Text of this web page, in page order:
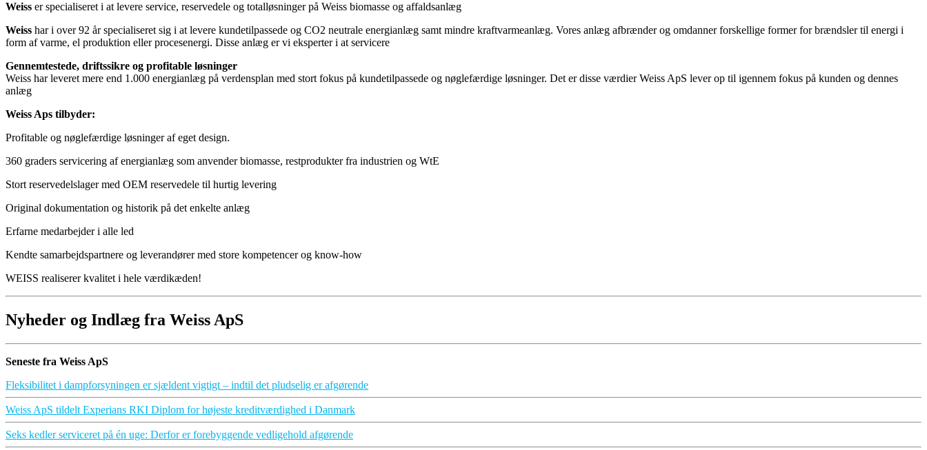
Weiss er specialiseret i at levere service, reservedele og totalløsninger på Weiss biomasse og affaldsanlæg
Weiss har i over 92 år specialiseret sig i at levere kundetilpassede og CO2 neutrale energianlæg samt mindre kraftvarmeanlæg. Vores anlæg afbrænder og omdanner forskellige former for brændsler til energi i
form af varme, el produktion eller procesenergi. Disse anlæg er vi eksperter i at servicere
Gennemtestede, driftssikre og profitable løsninger
Weiss har leveret mere end 1.000 energianlæg på verdensplan med stort fokus på kundetilpassede og nøglefærdige løsninger. Det er disse værdier Weiss ApS lever op til igennem fokus på kunden og dennes
anlæg
Weiss Aps tilbyder:
Profitable og nøglefærdige løsninger af eget design.
360 graders servicering af energianlæg som anvender biomasse, restprodukter fra industrien og WtE
Stort reservedelslager med OEM reservedele til hurtig levering
Original dokumentation og historik på det enkelte anlæg
Erfarne medarbejder i alle led
Kendte samarbejdspartnere og leverandører med store kompetencer og know-how
WEISS realiserer kvalitet i hele værdikæden!
Nyheder og Indlæg fra Weiss ApS
Seneste fra Weiss ApS
Fleksibilitet i dampforsyningen er sjældent vigtigt – indtil det pludselig er afgørende
Weiss ApS tildelt Experians RKI Diplom for højeste kreditværdighed i Danmark
Seks kedler serviceret på én uge: Derfor er forebyggende vedligehold afgørende